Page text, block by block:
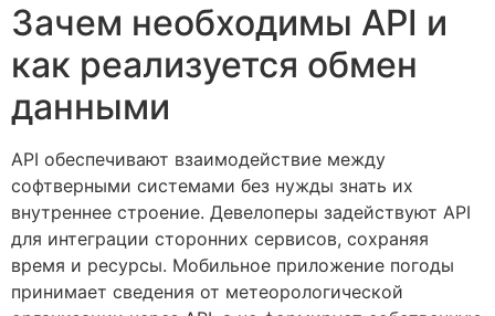
Зачем необходимы API и
как реализуется обмен
данными
API обеспечивают взаимодействие между
софтверными системами без нужды знать их
внутреннее строение. Девелоперы задействуют API
для интеграции сторонних сервисов, сохраняя
время и ресурсы. Мобильное приложение погоды
принимает сведения от метеорологической